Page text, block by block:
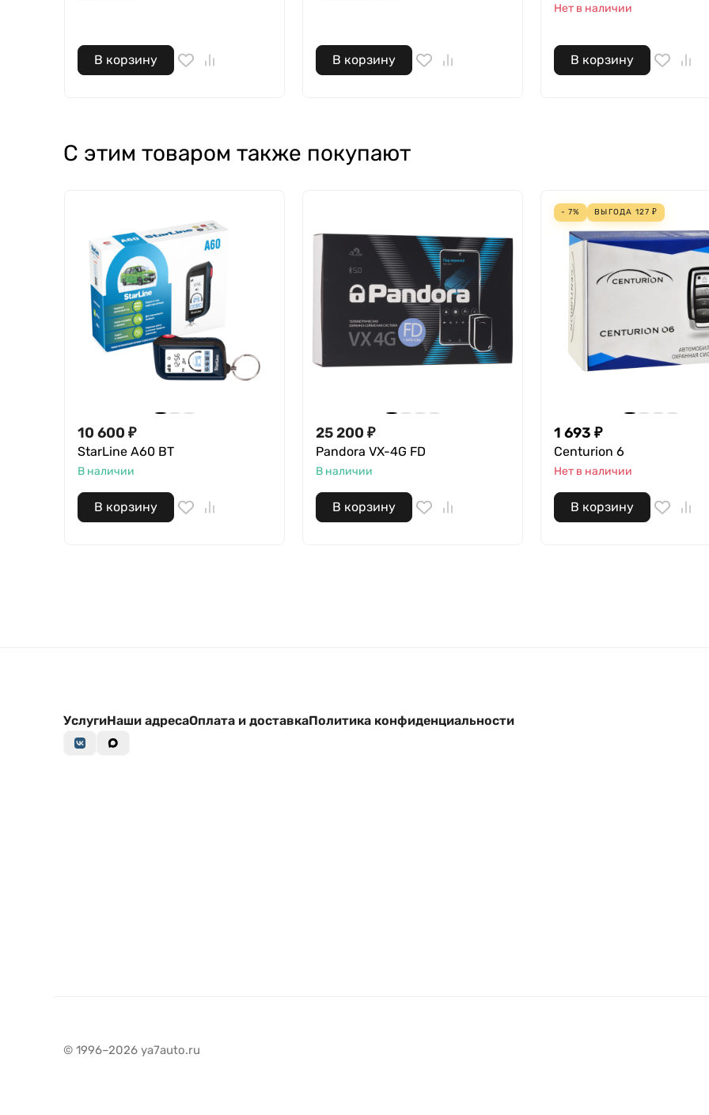
В корзину В корзину
Нет в наличии
В корзину
С этим товаром также покупают
10 600 ₽
StarLine A60 BT
В наличии
В корзину
25 200 ₽
Pandora VX-4G FD
В наличии
В корзину
- 7% ВЫГОДА 127 ₽
1 693 ₽
Centurion 6
Нет в наличии
В корзину
УслугиНаши адресаОплата и доставкаПолитика конфиденциальности
© 1996–2026 ya7auto.ru